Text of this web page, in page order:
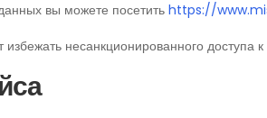
вы можете посетить https://
несанкционированного доступа